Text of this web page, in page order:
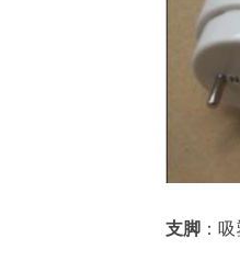
支脚 ：